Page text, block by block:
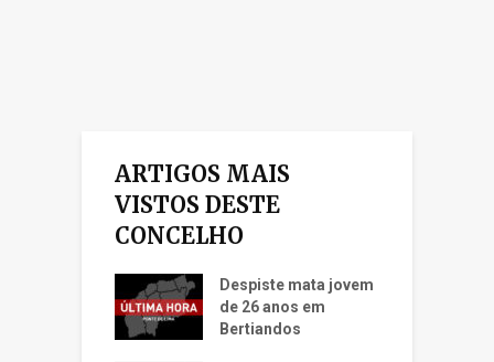
ARTIGOS MAIS
VISTOS DESTE
CONCELHO
Despiste mata jovem
de 26 anos em
Bertiandos